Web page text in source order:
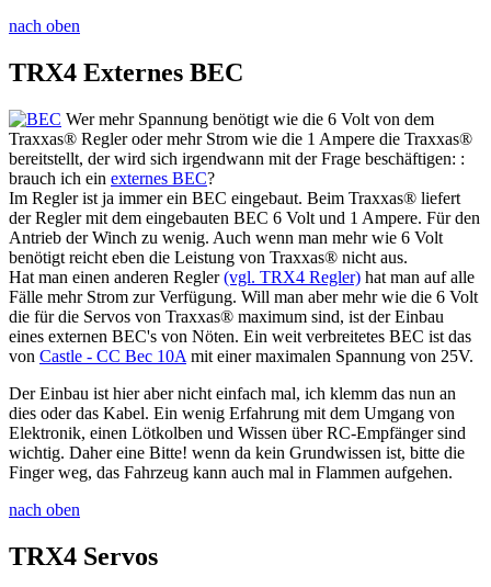
nach oben
TRX4 Externes BEC
Wer mehr Spannung benötigt wie die 6 Volt von dem
Traxxas® Regler oder mehr Strom wie die 1 Ampere die Traxxas®
bereitstellt, der wird sich irgendwann mit der Frage beschäftigen: :
brauch ich ein externes BEC?
Im Regler ist ja immer ein BEC eingebaut. Beim Traxxas® liefert
der Regler mit dem eingebauten BEC 6 Volt und 1 Ampere. Für den
Antrieb der Winch zu wenig. Auch wenn man mehr wie 6 Volt
benötigt reicht eben die Leistung von Traxxas® nicht aus.
Hat man einen anderen Regler(vgl. TRX4 Regler) hat man auf alle
Fälle mehr Strom zur Verfügung. Will man aber mehr wie die 6 Volt
die für die Servos von Traxxas® maximum sind, ist der Einbau
eines externen BEC's von Nöten. Ein weit verbreitetes BEC ist das
von Castle - CC Bec 10A mit einer maximalen Spannung von 25V.
Der Einbau ist hier aber nicht einfach mal, ich klemm das nun an
dies oder das Kabel. Ein wenig Erfahrung mit dem Umgang von
Elektronik, einen Lötkolben und Wissen über RC-Empfänger sind
wichtig. Daher eine Bitte! wenn da kein Grundwissen ist, bitte die
Finger weg, das Fahrzeug kann auch mal in Flammen aufgehen.
nach oben
TRX4 Servos